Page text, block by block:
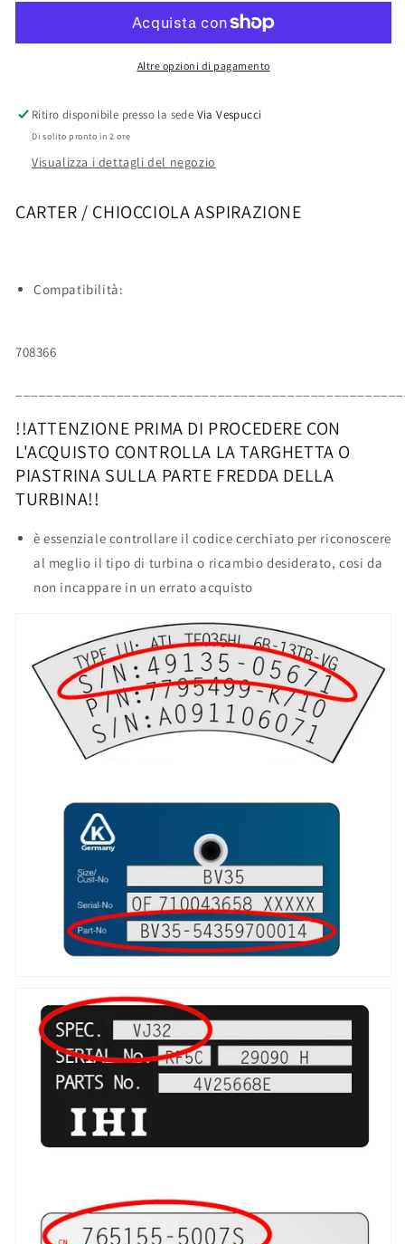
ASPIRAZIONE
CCG-
ASPIRAZIONE
CCG-
032Altre opzioni di pagamento
Ritiro disponibile presso la sede Via Vespucci
Di solito pronto in 2 ore
Visualizza i dettagli del negozio
CARTER / CHIOCCIOLA ASPIRAZIONE
Compatibilità:
708366
!!ATTENZIONE PRIMA DI PROCEDERE CON
L'ACQUISTO CONTROLLA LA TARGHETTA O
PIASTRINA SULLA PARTE FREDDA DELLA
TURBINA!!
è essenziale controllare il codice cerchiato per riconoscere
al meglio il tipo di turbina o ricambio desiderato, cosi da
non incappare in un errato acquisto